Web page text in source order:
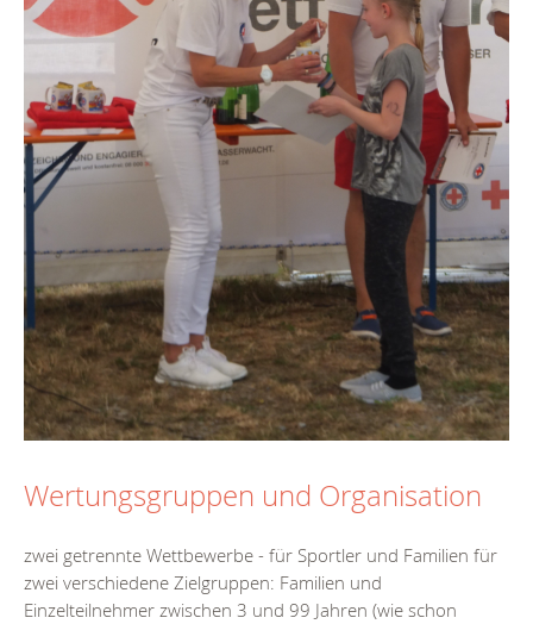
Wertungsgruppen und Organisation
zwei getrennte Wettbewerbe - für Sportler und Familien für
zwei verschiedene Zielgruppen: Familien und
Einzelteilnehmer zwischen 3 und 99 Jahren (wie schon